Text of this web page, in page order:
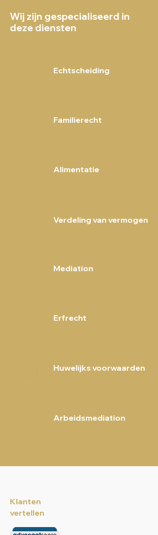
Wij zijn gespecialiseerd in
deze diensten
Echtscheiding
Familierecht
Alimentatie
Verdeling van vermogen
Mediation
Erfrecht
Huwelijks voorwaarden
Arbeidsmediation
Klanten
vertellen